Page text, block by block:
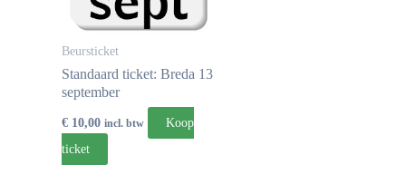
Beursticket
Standaard ticket: Breda 13
september
€ 10,00 incl. btw
Koop
ticket